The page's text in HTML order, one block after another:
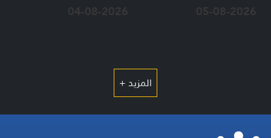
05-08-2026
04-08-2026
المزيد +